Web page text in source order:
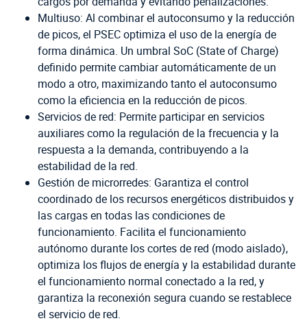
Multiuso: Al combinar el autoconsumo y la reducción
de picos, el PSEC optimiza el uso de la energía de
forma dinámica. Un umbral SoC (State of Charge)
definido permite cambiar automáticamente de un
modo a otro, maximizando tanto el autoconsumo
como la eficiencia en la reducción de picos.
Servicios de red: Permite participar en servicios
auxiliares como la regulación de la frecuencia y la
respuesta a la demanda, contribuyendo a la
estabilidad de la red.
Gestión de microrredes: Garantiza el control
coordinado de los recursos energéticos distribuidos y
las cargas en todas las condiciones de
funcionamiento. Facilita el funcionamiento
autónomo durante los cortes de red (modo aislado),
optimiza los flujos de energía y la estabilidad durante
el funcionamiento normal conectado a la red, y
garantiza la reconexión segura cuando se restablece
el servicio de red.